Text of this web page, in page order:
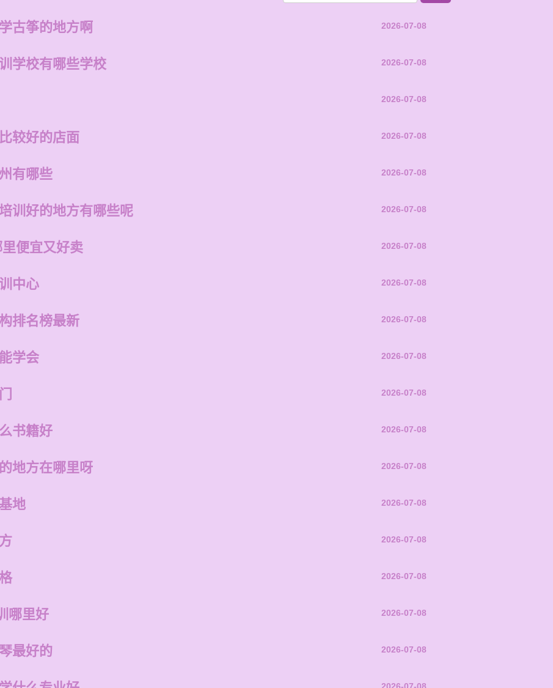
古筝的地方啊 2026-07-08
学校有哪些学校 2026-07-08
2026-07-08
较好的店面 2026-07-08
有哪些 2026-07-08
训好的地方有哪些呢 2026-07-08
便宜又好卖 2026-07-08
中心 2026-07-08
排名榜最新 2026-07-08
学会 2026-07-08
2026-07-08
书籍好 2026-07-08
地方在哪里呀 2026-07-08
地 2026-07-08
2026-07-08
2026-07-08
哪里好 2026-07-08
最好的 2026-07-08